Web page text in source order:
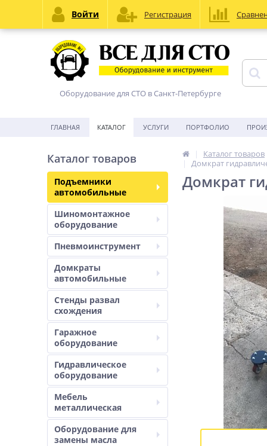
Оборудование для СТО в Санкт-Петербурге
ГЛАВНАЯ КАТАЛОГ УСЛУГИ ПОРТФОЛИО
Каталог товаров
Подъемники
автомобильные
Шиномонтажное
оборудование
Пневмоинструмент
Домкраты
автомобильные
Стенды развал
схождения
Гаражное
оборудование
Гидравлическое
оборудование
Мебель
металлическая
Оборудование для
замены масла
Каталог товаров
Домкрат
Домкрат
Войти Регистрация